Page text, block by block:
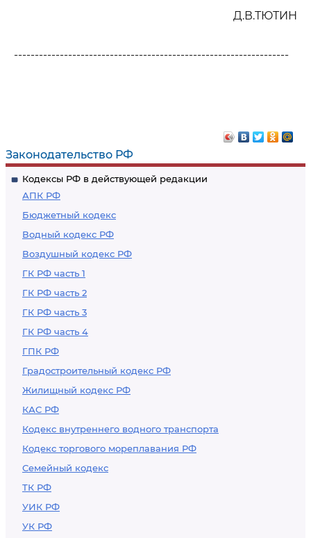
Законодательство РФ
Кодексы РФ в действующей редакции
АПК РФ
Бюджетный кодекс
Водный кодекс РФ
Воздушный кодекс РФ
ГК РФ часть 1
ГК РФ часть 2
ГК РФ часть 3
ГК РФ часть 4
ГПК РФ
Градостроительный кодекс РФ
Жилищный кодекс РФ
КАС РФ
Кодекс внутреннего водного транспорта
Кодекс торгового мореплавания РФ
Семейный кодекс
ТК РФ
УИК РФ
УК РФ
Д.В.ТЮТИН
------------------------------------------------------------------